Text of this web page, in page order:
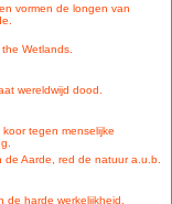
vormen de longen van
Wetlands.
wereldwijd dood.
tegen menselijke
de Aarde, red de natuur a.u.b.
de harde werkelijkheid.